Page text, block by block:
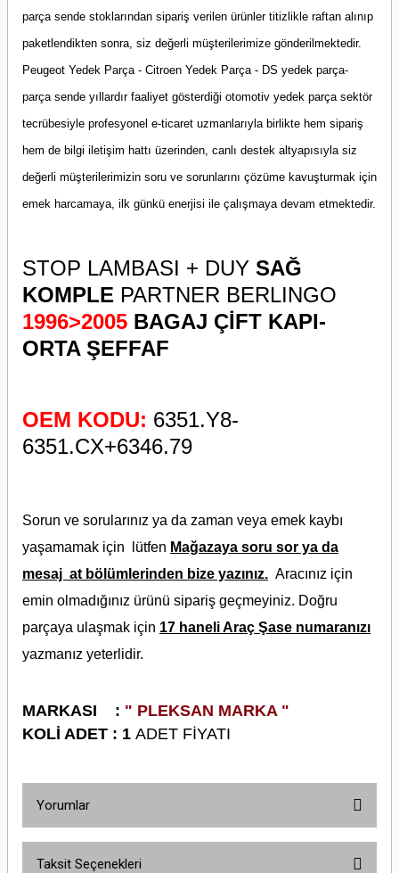
parça sende stoklarından sipariş verilen ürünler titizlikle raftan alınıp
paketlendikten sonra, siz değerli müşterilerimize gönderilmektedir.
Peugeot Yedek Parça - Citroen Yedek Parça - DS yedek parça-
parça sende yıllardır faaliyet gösterdiği otomotiv yedek parça sektör
tecrübesiyle profesyonel e-ticaret uzmanlarıyla birlikte hem sipariş
hem de bilgi iletişim hattı üzerinden, canlı destek altyapısıyla siz
değerli müşterilerimizin soru ve sorunlarını çözüme kavuşturmak için
emek harcamaya, ilk günkü enerjisi ile çalışmaya devam etmektedir.
STOP LAMBASI + DUY SAĞ
KOMPLE PARTNER BERLINGO
1996>2005 BAGAJ ÇİFT KAPI-
ORTA ŞEFFAF
OEM KODU: 6351.Y8-
6351.CX+6346.79
Sorun ve sorularınız ya da zaman veya emek kaybı
yaşamamak için lütfen Mağazaya soru sor ya da
mesaj at bölümlerinden bize yazınız. Aracınız için
emin olmadığınız ürünü sipariş geçmeyiniz. Doğru
parçaya ulaşmak için 17 haneli Araç Şase numaranızı
yazmanız yeterlidir.
MARKASI : " PLEKSAN MARKA "
KOLİ ADET : 1 ADET FİYATI
Yorumlar
Taksit Seçenekleri